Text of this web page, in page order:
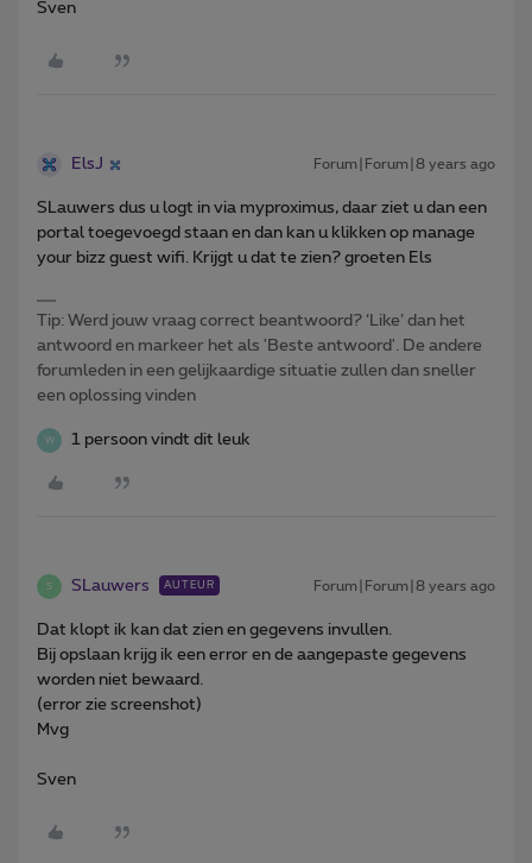
Sven
ElsJ Forum|Forum|8 years ago
SLauwers dus u logt in via myproximus, daar ziet u dan een
portal toegevoegd staan en dan kan u klikken op manage
your bizz guest wifi. Krijgt u dat te zien? groeten Els
Tip: Werd jouw vraag correct beantwoord? ‘Like’ dan het
antwoord en markeer het als 'Beste antwoord'. De andere
forumleden in een gelijkaardige situatie zullen dan sneller
een oplossing vinden
W 1 persoon vindt dit leuk
S SLauwers AUTEUR Forum|Forum|8 years ago
Dat klopt ik kan dat zien en gegevens invullen.
Bij opslaan krijg ik een error en de aangepaste gegevens
worden niet bewaard.
(error zie screenshot)
Mvg
Sven